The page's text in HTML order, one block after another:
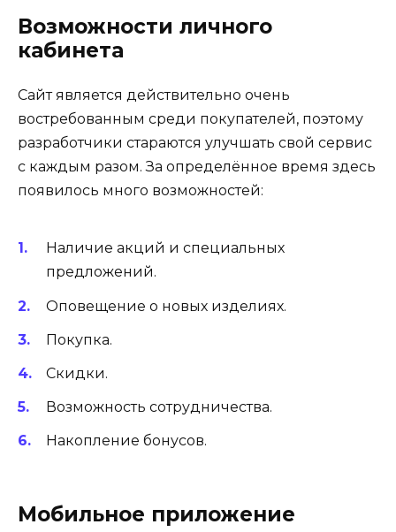
Возможности личного
кабинета
Сайт является действительно очень
востребованным среди покупателей, поэтому
разработчики стараются улучшать свой сервис
с каждым разом. За определённое время здесь
появилось много возможностей:
Наличие акций и специальных
предложений.
Оповещение о новых изделиях.
Покупка.
Скидки.
Возможность сотрудничества.
Накопление бонусов.
Мобильное приложение